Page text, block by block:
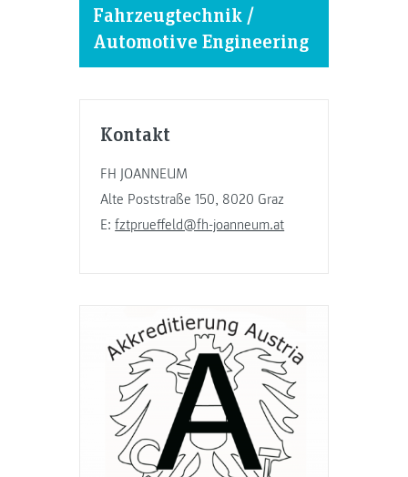
Fahrzeugtechnik /
Automotive Engineering
Kontakt
FH JOANNEUM
Alte Poststraße 150, 8020 Graz
E:fztprueffeld@fh-joanneum.at